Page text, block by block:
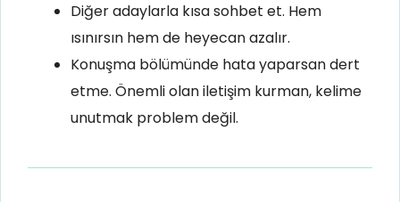
Diğer adaylarla kısa sohbet et. Hem
ısınırsın hem de heyecan azalır.
Konuşma bölümünde hata yaparsan dert
etme. Önemli olan iletişim kurman, kelime
unutmak problem değil.